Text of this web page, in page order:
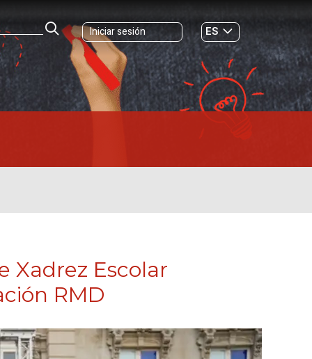
Iniciar sesión
ES
GL
Xadrez Escolar
RMD